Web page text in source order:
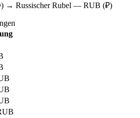
→ Russischer Rubel — RUB (₽)